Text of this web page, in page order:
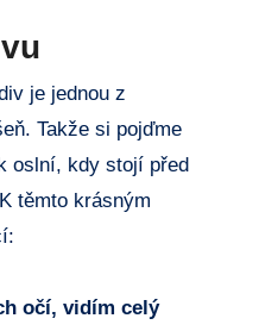
je jednou z
Takže si pojďme
oslní, kdy stojí před
těmto krásným
očí, vidím celý